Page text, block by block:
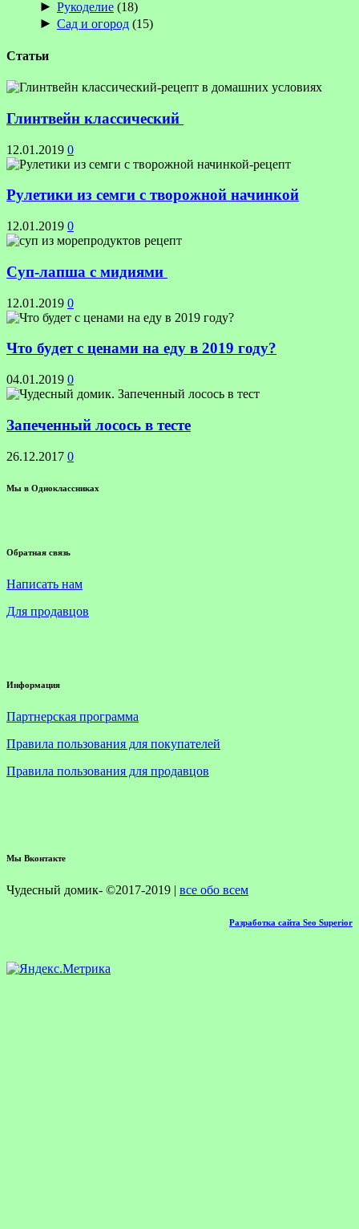
► Рукоделие (18)
► Сад и огород (15)
Статьи
Глинтвейн классический
12.01.2019 0
Рулетики из семги с творожной начинкой
12.01.2019 0
Суп-лапша с мидиями
12.01.2019 0
Что будет с ценами на еду в 2019 году?
04.01.2019 0
Запеченный лосось в тесте
26.12.2017 0
Мы в Одноклассниках
Обратная связь
Написать нам
Для продавцов
Информация
Партнерская программа
Правила пользования для покупателей
Правила пользования для продавцов
Мы Вконтакте
Чудесный домик- ©2017-2019 | все обо всем
Разработка сайта Seo Superior